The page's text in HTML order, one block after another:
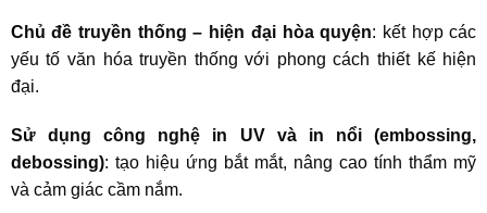
Chủ đề truyền thống – hiện đại hòa quyện: kết hợp các
yếu tố văn hóa truyền thống với phong cách thiết kế hiện
đại.
Sử dụng công nghệ in UV và in nổi (embossing,
debossing): tạo hiệu ứng bắt mắt, nâng cao tính thẩm mỹ
và cảm giác cầm nắm.